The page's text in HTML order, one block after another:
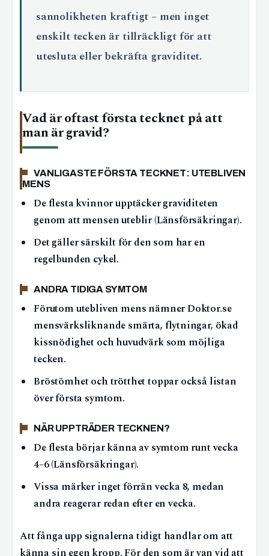
sannolikheten kraftigt – men inget
enskilt tecken är tillräckligt för att
utesluta eller bekräfta graviditet.
Vad är oftast första tecknet på att
man är gravid?
VANLIGASTE FÖRSTA TECKNET: UTEBLIVEN
MENS
De flesta kvinnor upptäcker graviditeten
genom att mensen uteblir (Länsförsäkringar).
Det gäller särskilt för den som har en
regelbunden cykel.
ANDRA TIDIGA SYMTOM
Förutom utebliven mens nämner Doktor.se
mensvärksliknande smärta, flytningar, ökad
kissnödighet och huvudvärk som möjliga
tecken.
Bröstömhet och trötthet toppar också listan
över första symtom.
NÄR UPPTRÄDER TECKNEN?
De flesta börjar känna av symtom runt vecka
4–6 (Länsförsäkringar).
Vissa märker inget förrän vecka 8, medan
andra reagerar redan efter en vecka.
Att fånga upp signalerna tidigt handlar om att